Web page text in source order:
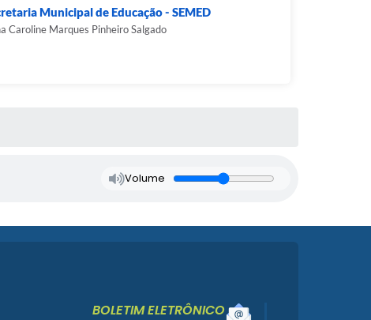
Municipal de Educação - SEMED
Caroline Marques Pinheiro Salgado
Volume
BOLETIM ELETRÔNICO